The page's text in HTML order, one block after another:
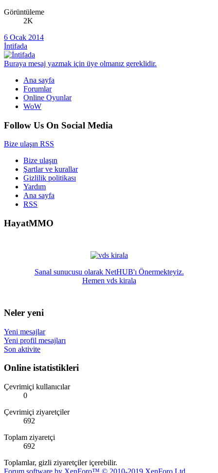
Görüntüleme
2K
6 Ocak 2014
İntifada
Buraya mesaj yazmak için üye olmanız gereklidir.
Ana sayfa
Forumlar
Online Oyunlar
WoW
Follow Us On Social Media
Bize ulaşın RSS
Bize ulaşın
Şartlar ve kurallar
Gizlilik politikası
Yardım
Ana sayfa
RSS
HayatMMO
Sanal sunucusu olarak NetHUB'ı Önermekteyiz.
Hemen vds kirala
Neler yeni
Yeni mesajlar
Yeni profil mesajları
Son aktivite
Online istatistikleri
Çevrimiçi kullanıcılar
0
Çevrimiçi ziyaretçiler
692
Toplam ziyaretçi
692
Toplamlar, gizli ziyaretçiler içerebilir.